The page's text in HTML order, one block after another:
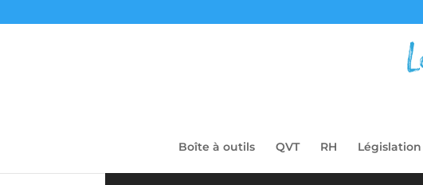
Boîte à outils QVT RH Législation